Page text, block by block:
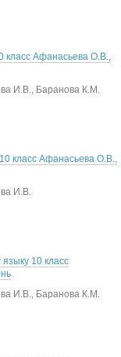
класс Афанасьева О.В.,
И.В., Баранова К.М.
класс Афанасьева О.В.,
И.В.
10 класс
И.В., Баранова К.М.